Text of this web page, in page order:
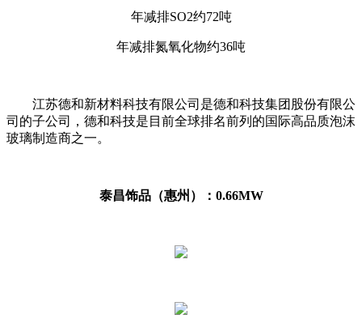
年减排SO2约72吨
年减排氮氧化物约36吨
江苏德和新材料科技有限公司是德和科技集团股份有限公
司的子公司，德和科技是目前全球排名前列的国际高品质泡沫
玻璃制造商之一。
泰昌饰品（惠州）：0.66MW